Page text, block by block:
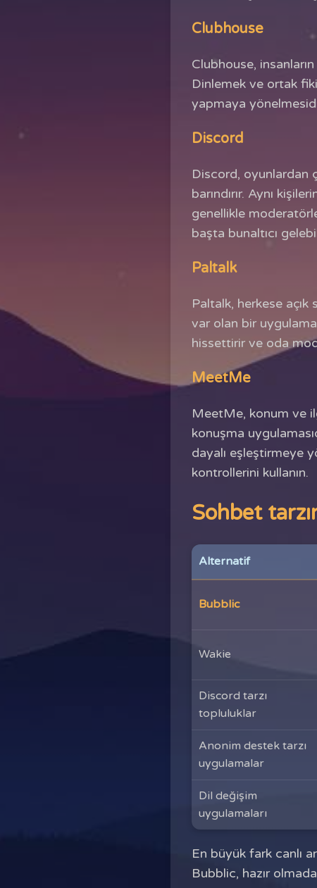
Clubhouse
Clubhouse,
Dinlemek ve ortak
yapmaya
Discord
Discord, oyunlardan
barındırır. Aynı
genellikle
başta bunaltıcı
Paltalk
Paltalk, herkese açık
var olan bir
hissettirir ve oda
MeetMe
MeetMe, konum ve
konuşma
dayalı eşleştirmeye
kontrollerini kullanın.
Sohbet
Alternatif
Bubblic
Wakie
Discord tarzı
topluluklar
Anonim destek tarzı
uygulamalar
Dil değişim
uygulamaları
En büyük fark canlı
Bubblic, hazır